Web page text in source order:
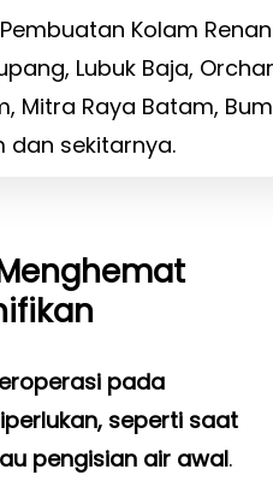
Kolam
Lubuk Baja,
Mitra Raya Batam,
dan sekitarnya.
pada
seperti saat
pengisian air awal.